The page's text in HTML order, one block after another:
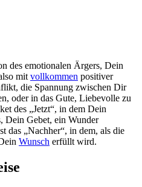
des emotionalen Ärgers, Dein
mit vollkommen positiver
die Spannung zwischen Dir
oder in das Gute, Liebevolle zu
des „Jetzt“, in dem Dein
Dein Gebet, ein Wunder
das „Nachher“, in dem, als die
Wunsch erfüllt wird.